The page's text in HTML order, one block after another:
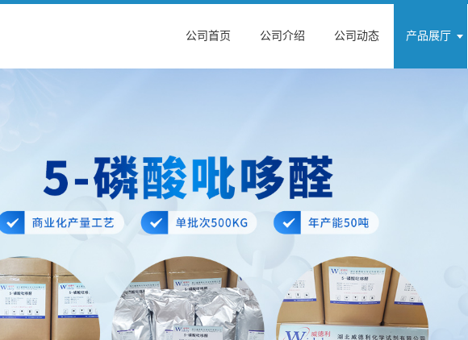
公司首页 公司介绍 公司动态 产品展厅